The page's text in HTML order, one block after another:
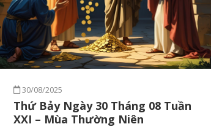
30/08/2025
Thứ Bảy Ngày 30 Tháng 08 Tuần
XXI – Mùa Thường Niên